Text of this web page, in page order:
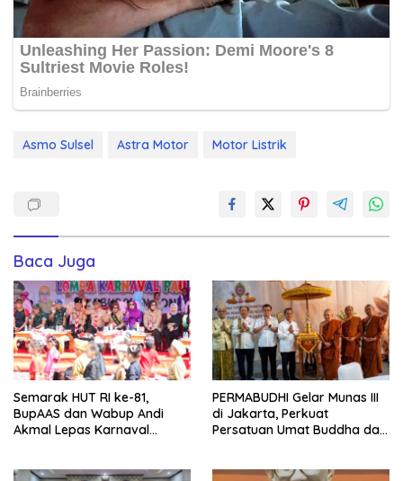
Asmo Sulsel Astra Motor Motor Listrik
Baca Juga
Semarak HUT RI ke-81,
BupAAS dan Wabup Andi
Akmal Lepas Karnaval
PERMABUDHI Gelar Munas III
di Jakarta, Perkuat
Persatuan Umat Buddha dan